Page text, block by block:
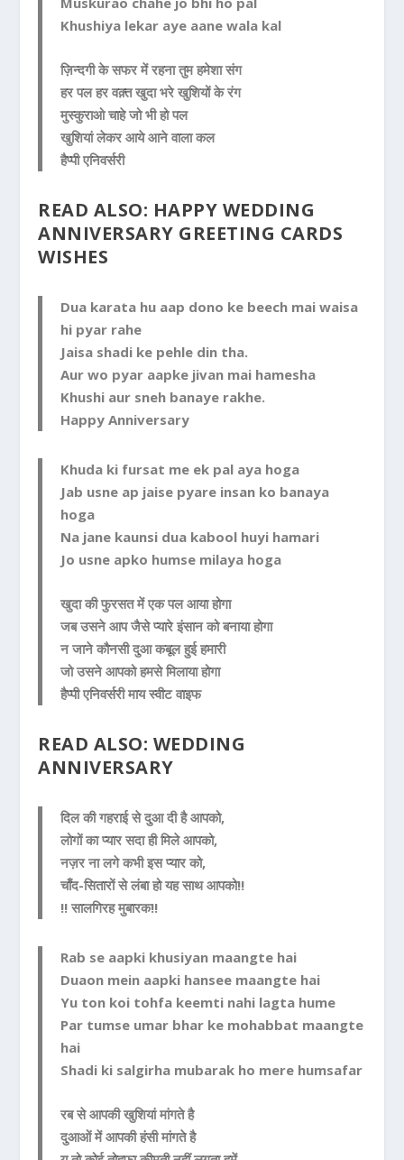
Khushiya lekar aye aane wala kal
ज़िन्दगी के सफर में रहना तुम हमेशा संग
हर पल हर वक़्त खुदा भरे खुशियों के रंग
मुस्कुराओ चाहे जो भी हो पल
खुशियां लेकर आये आने वाला कल
हैप्पी एनिवर्सरी
READ ALSO: HAPPY WEDDING
ANNIVERSARY GREETING CARDS
WISHES
Dua karata hu aap dono ke beech mai waisa
hi pyar rahe
Jaisa shadi ke pehle din tha.
Aur wo pyar aapke jivan mai hamesha
Khushi aur sneh banaye rakhe.
Happy Anniversary
Khuda ki fursat me ek pal aya hoga
Jab usne ap jaise pyare insan ko banaya
hoga
Na jane kaunsi dua kabool huyi hamari
Jo usne apko humse milaya hoga
खुदा की फुरसत में एक पल आया होगा
जब उसने आप जैसे प्यारे इंसान को बनाया होगा
न जाने कौनसी दुआ कबूल हुई हमारी
जो उसने आपको हमसे मिलाया होगा
हैप्पी एनिवर्सरी माय स्वीट वाइफ
READ ALSO: WEDDING
ANNIVERSARY
दिल की गहराई से दुआ दी है आपको,
लोगों का प्यार सदा ही मिले आपको,
नज़र ना लगे कभी इस प्यार को,
चाँद-सितारों से लंबा हो यह साथ आपको!!
!! सालगिरह मुबारक!!
Rab se aapki khusiyan maangte hai
Duaon mein aapki hansee maangte hai
Yu ton koi tohfa keemti nahi lagta hume
Par tumse umar bhar ke mohabbat maangte
hai
Shadi ki salgirha mubarak ho mere humsafar
रब से आपकी खुशियां मांगते है
दुआओं में आपकी हंसी मांगते है